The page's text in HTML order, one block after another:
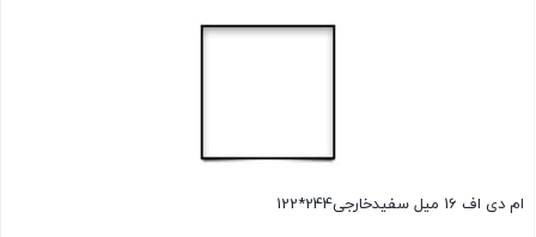
ام دی اف 16 میل سفیدخارجی244*122